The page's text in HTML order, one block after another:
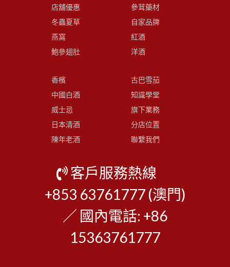
店舖優惠
冬蟲夏草
燕窩
鮑參翅肚
參茸藥材
自家品牌
紅酒
洋酒
香檳
中國白酒
威士忌
日本清酒
陳年老酒
古巴雪茄
知識學堂
旗下業務
分店位置
聯繫我們
客戶服務熱線
+853 63761777 (澳門)
／ 國內電話: +86
15363761777